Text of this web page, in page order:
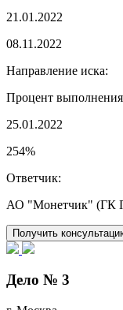
21.01.2022
08.11.2022
Направление иска:
Процент
25.01.2022
254%
Ответчик:
АО "Монетчик" (ГК
Получить
Дело № 3